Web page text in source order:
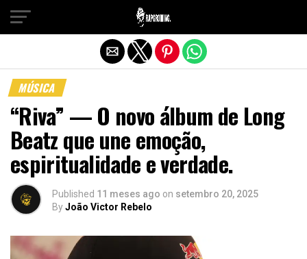
MÚSICA
“Riva” — O novo álbum de Long
Beatz que une emoção,
espiritualidade e verdade.
Published 11 meses ago on setembro 20, 2025
ByJoão Victor Rebelo
Sair da versão mobile